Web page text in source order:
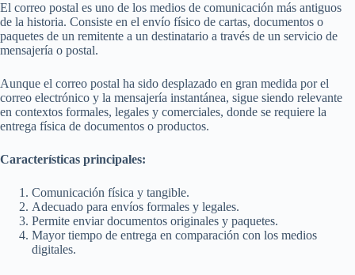
El correo postal es uno de los medios de comunicación más antiguos
de la historia. Consiste en el envío físico de cartas, documentos o
paquetes de un remitente a un destinatario a través de un servicio de
mensajería o postal.
Aunque el correo postal ha sido desplazado en gran medida por el
correo electrónico y la mensajería instantánea, sigue siendo relevante
en contextos formales, legales y comerciales, donde se requiere la
entrega física de documentos o productos.
Características principales:
Comunicación física y tangible.
Adecuado para envíos formales y legales.
Permite enviar documentos originales y paquetes.
Mayor tiempo de entrega en comparación con los medios
digitales.